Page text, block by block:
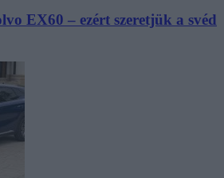
EX60 – ezért szeretjük a svéd